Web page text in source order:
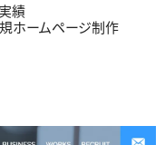
績
ホームページ制作